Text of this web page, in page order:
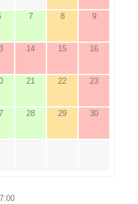
7 8 9
14 15 16
21 22 23
28 29 30